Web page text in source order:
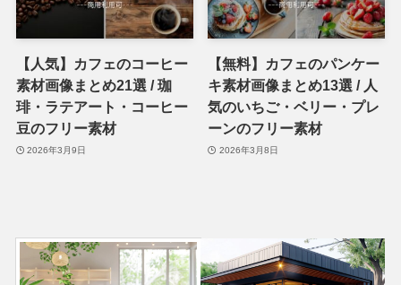
【人気】カフェのコーヒー
素材画像まとめ21選 / 珈
琲・ラテアート・コーヒー
豆のフリー素材
2026年3月9日
【無料】カフェのパンケー
キ素材画像まとめ13選 / 人
気のいちご・ベリー・プレ
ーンのフリー素材
2026年3月8日